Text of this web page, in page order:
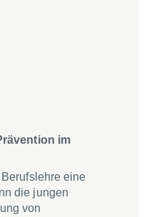
im
eine
die jungen
von